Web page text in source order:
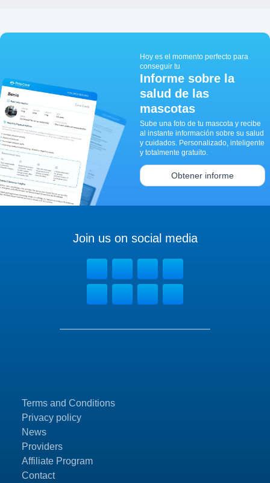
Hoy es el momento perfecto para
conseguir tu
Informe sobre la
salud de las
mascotas
Sube una foto de tu mascota y recibe
al instante información sobre su salud
y cuidados. Personalizado, inteligente
y totalmente gratuito.
Obtener informe
Terms and Conditions
Privacy policy
News
Providers
Affiliate Program
Contact
Join us on social media